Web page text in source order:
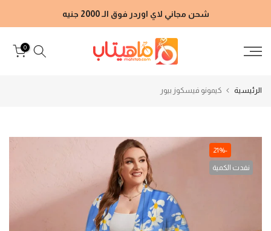
إلى
شحن مجاني لاي اوردر فوق الـ 2000 جنيه
0
الرئيسية كيمونو فيسكوز بيور
-21%
نفدت الكمية